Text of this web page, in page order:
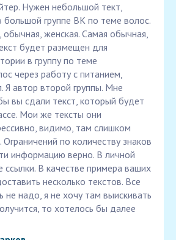
Нужен небольшой тект,
группе ВК по теме волос.
обычная, женская. Самая обычная,
будет размещен для
в группу по теме
через работу с питанием,
Я автор второй группы. Мне
вы сдали текст, который будет
Мои же тексты они
видимо, там слишком
по количеству знаков
информацию верно. В личной
ссылки. В качестве примера ваших
несколько текстов. Все
не надо, я не хочу там выискивать
то хотелось бы далее